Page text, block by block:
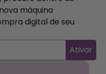
máquina
digital de seu
Ativar